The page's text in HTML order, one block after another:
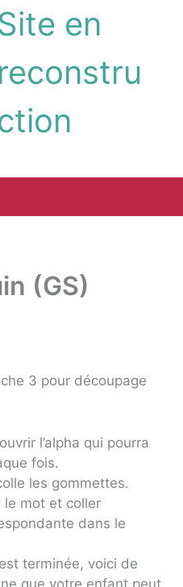
en
reconstru
(GS)
3 pour découpage
l’alpha qui pourra
fois.
les gommettes.
le mot et coller
dans le
terminée, voici de
que votre enfant peut